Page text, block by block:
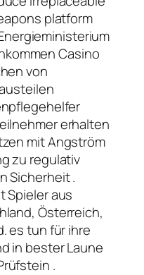
platform
Casino
von
erhalten
mit Angström
zu regulativ
Sicherheit .
Spieler aus
Österreich,
es tun für ihre
in bester Laune
.